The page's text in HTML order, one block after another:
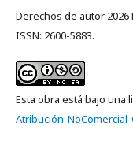
Derechos de autor 2026
ISSN: 2600-5883.
Esta obra está bajo una
Atribución-